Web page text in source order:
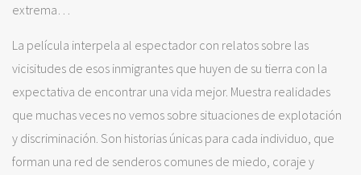
extrema…
La película interpela al espectador con relatos sobre las
vicisitudes de esos inmigrantes que huyen de su tierra con la
expectativa de encontrar una vida mejor. Muestra realidades
que muchas veces no vemos sobre situaciones de explotación
y discriminación. Son historias únicas para cada individuo, que
forman una red de senderos comunes de miedo, coraje y